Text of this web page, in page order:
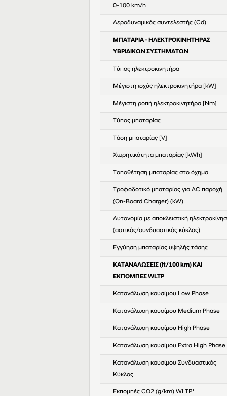
0-100 km/h
Αεροδυναμικός συντελεστής (Cd)
ΜΠΑΤΑΡΙΑ - ΗΛΕΚΤΡΟΚΙΝΗΤΗΡΑΣ
ΥΒΡΙΔΙΚΩΝ ΣΥΣΤΗΜΑΤΩΝ
Τύπος ηλεκτροκινητήρα
Μέγιστη ισχύς ηλεκτροκινητήρα [kW]
Μέγιστη ροπή ηλεκτροκινητήρα [Nm]
Τύπος μπαταρίας
Τάση μπαταρίας [V]
Χωρητικότητα μπαταρίας [kWh]
Τοποθέτηση μπαταρίας στο όχημα
Τροφοδοτικό μπαταρίας για AC παροχή
(On-Board Charger) (kW)
Αυτονομία με αποκλειστική
(αστικός/συνδυαστικός κύκλος)
Eγγύηση μπαταρίας υψηλής τάσης
ΚΑΤΑΝΑΛΩΣΕΙΣ (lt/100 km) ΚΑΙ
ΕΚΠΟΜΠΕΣ WLTP
Κατανάλωση καυσίμου Low Phase
Κατανάλωση καυσίμου Medium Phase
Κατανάλωση καυσίμου High Phase
Κατανάλωση καυσίμου Extra High Phase
Κατανάλωση καυσίμου Συνδυαστικός
Κύκλος
Εκπομπές CO2 (g/km) WLTP*